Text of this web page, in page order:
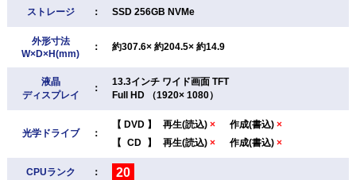
ストレージ ： SSD 256GB NVMe
外形寸法
W×D×H(mm)
： 約307.6× 約204.5× 約14.9
液晶
ディスプレイ
：
13.3インチ ワイド画面 TFT
Full HD （1920× 1080）
光学ドライブ ：
【 DVD 】 再生(読込) × 作成(書込) ×
【 CD 】 再生(読込) × 作成(書込) ×
CPUランク ： 20